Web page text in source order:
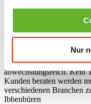
Nur
vieles mehr. Wenn Du
Kaufmann im
Ausbildungsbeginn:
Der Job als Kauffmann
abwechslungsreich. Kein
Kunden beraten werden
verschiedenen Branchen
Ibbenbüren